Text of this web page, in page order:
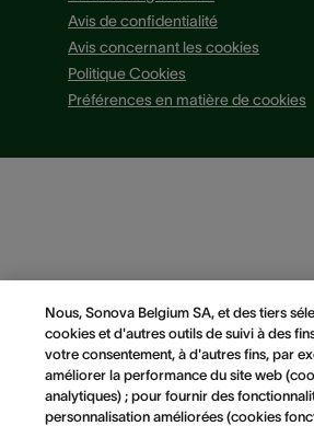
Avis de confidentialité
Avis concernant les cookies
Politique Cookies
Préférences en matière de cookies
Nous, Sonova Belgium SA, et des tiers
cookies et d'autres outils de suivi à des
votre consentement, à d'autres fins, par
améliorer la performance du site web
analytiques) ; pour fournir des
personnalisation améliorées (cookies